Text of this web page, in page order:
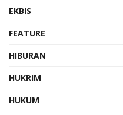
EKBIS
FEATURE
HIBURAN
HUKRIM
HUKUM